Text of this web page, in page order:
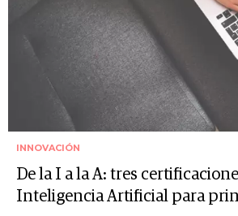
INNOVACIÓN
De la I a la A: tres
Inteligencia Artificial para